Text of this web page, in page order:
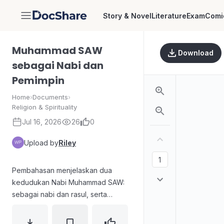
DocShare Story & NovelLiteratureExam
Muhammad SAW
sebagai Nabi dan
Pemimpin
Home›Documents›
Religion & Spirituality
Jul 16, 2026 26 0
Upload byRiley
Pembahasan menjelaskan dua
kedudukan Nabi Muhammad SAW:
sebagai nabi dan rasul, serta
Islam yang menerapkan hukum-
Download